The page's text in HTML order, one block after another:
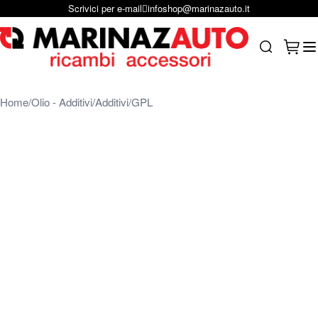
Salta al contenutoScrivici per e-mail infoshop@marinazauto.it
HomeOlio - AdditiviAdditiviGPL